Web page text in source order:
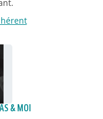
& MOI